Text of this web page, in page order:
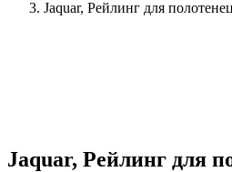
Jaquar, Рейлинг для
Jaquar, Рейлинг для